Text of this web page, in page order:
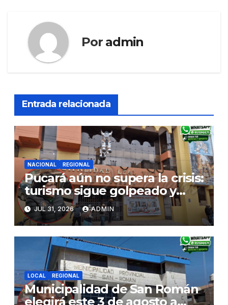
Por admin
Entrada relacionada
NACIONAL REGIONAL
Pucará aún no supera la crisis:
turismo sigue golpeado y
alcaldesa exige al nuevo
Gobierno fondos para obras
paralizadas
JUL 31, 2026 ADMIN
LOCAL REGIONAL
Municipalidad de San Román
elegirá este 3 de agosto a